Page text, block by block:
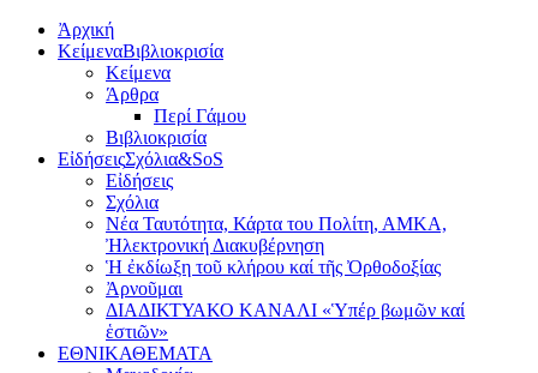
Ἀρχική
ΚείμεναΒιβλιοκρισία
Κείμενα
Άρθρα
Περί Γάμου
Βιβλιοκρισία
ΕἰδήσειςΣχόλια&SoS
Εἰδήσεις
Σχόλια
Νέα Ταυτότητα, Κάρτα του Πολίτη, ΑΜΚΑ,
Ἠλεκτρονική Διακυβέρνηση
Ἡ ἐκδίωξη τοῦ κλήρου καί τῆς Ὀρθοδοξίας
Ἀρνοῦμαι
ΔΙΑΔΙΚΤΥΑΚΟ ΚΑΝΑΛΙ «Ὑπέρ βωμῶν καί
ἑστιῶν»
ΕΘΝΙΚΑΘΕΜΑΤΑ